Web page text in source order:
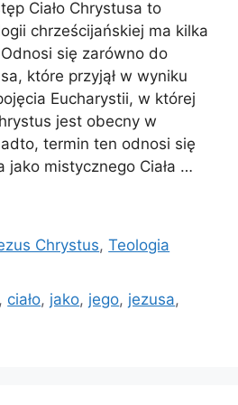
Ciało Chrystusa to
chrześcijańskiej ma kilka
się zarówno do
które przyjął w wyniku
Eucharystii, w której
jest obecny w
termin ten odnosi się
jako mistycznego Ciała …
Chrystus,Teologia
, ciało, jako, jego, jezusa,